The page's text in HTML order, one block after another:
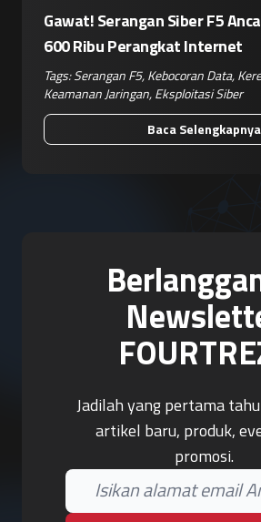
Gawat! Serangan Siber F5
600 Ribu Perangkat Internet
Tags:Serangan F5,Kebocoran Data,
Keamanan Jaringan,Eksploitasi Siber
Baca Selengkapnya
Jadilah yang pertama
artikel baru, produk,
promosi.